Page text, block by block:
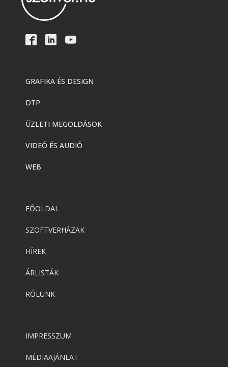
GRAFIKA ÉS DESIGN
DTP
ÜZLETI MEGOLDÁSOK
VIDEÓ ÉS AUDIÓ
WEB
FŐOLDAL
SZOFTVERHÁZAK
HÍREK
ÁRLISTÁK
RÓLUNK
IMPRESSZUM
MÉDIAAJÁNLAT